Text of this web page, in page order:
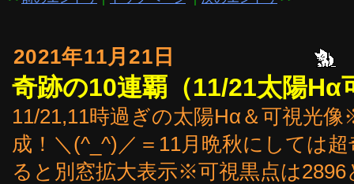
2021年11月21日
奇跡の10連覇（11/21太陽Hα
11/21,11時過ぎの太陽Hα＆可視光
成！＼(^_^)／＝11月晩秋にしては
ると別窓拡大表示※可視黒点は2896